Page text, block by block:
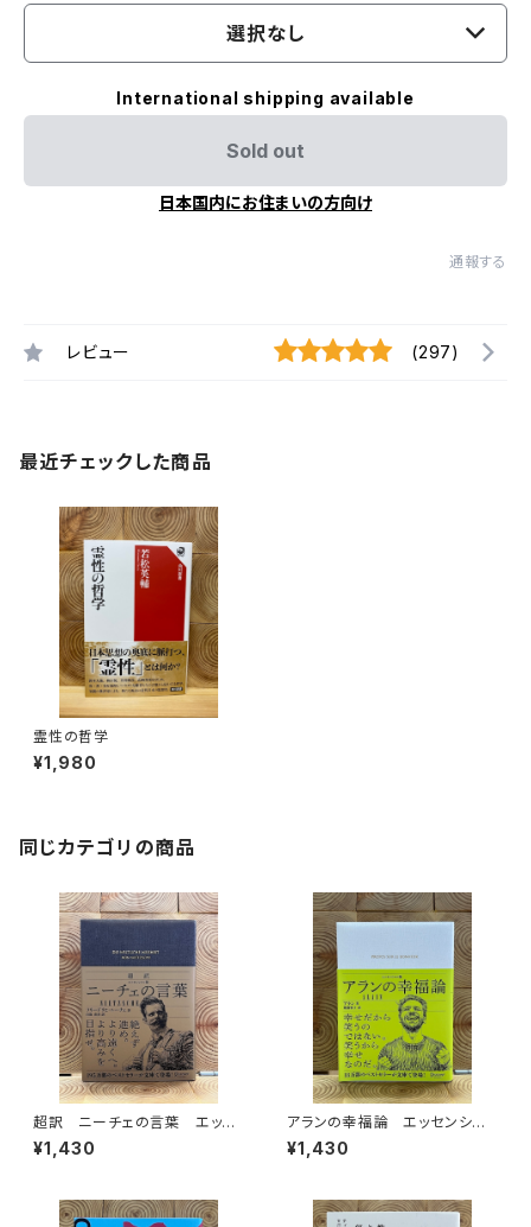
選択なし
International shipping available
Sold out
日本国内にお住まいの方向け
通報する
レビュー (297)
最近チェックした商品
霊性の哲学
¥1,980
同じカテゴリの商品
超訳 ニーチェの言葉 エッセ
ンシャル版
¥1,430
アランの幸福論 エッセンシャ
ル版
¥1,430